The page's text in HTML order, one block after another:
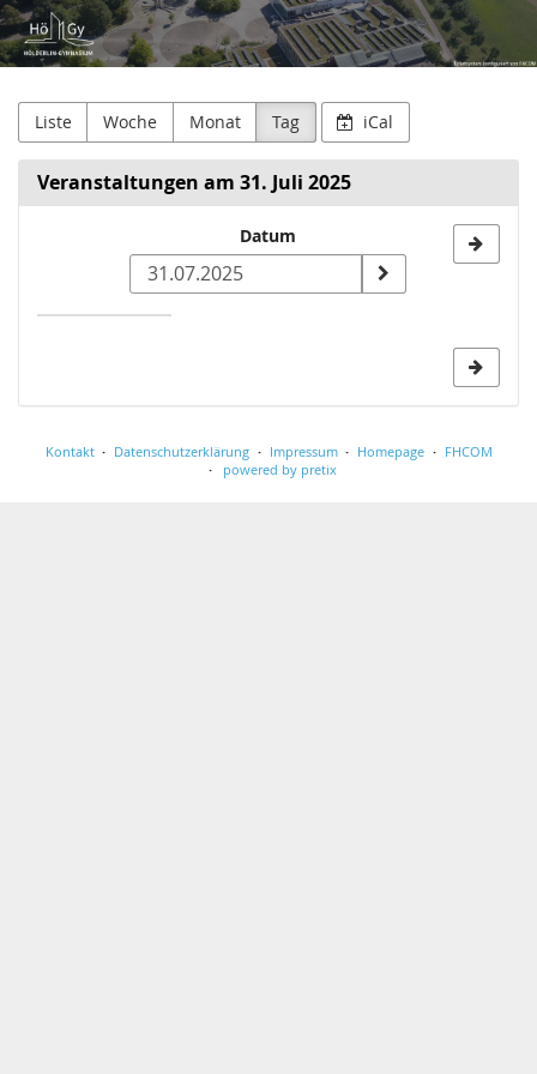
Zum
Haupt-
Inhalt
Hölderlin-
Gymnasium
Nürtingen
Liste Woche Monat Tag iCal
Veranstaltungen am 31. Juli 2025
zur
Anzeige
Datum
Kontakt Datenschutzerklärung Impressum Homepage
FHCOM
powered by pretix